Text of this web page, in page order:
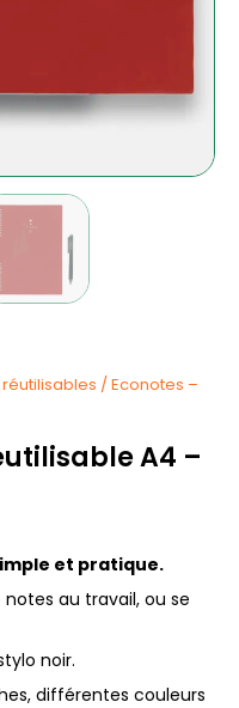
/ Econotes –
A4 –
et pratique.
notes au travail, ou se
noir.
différentes couleurs